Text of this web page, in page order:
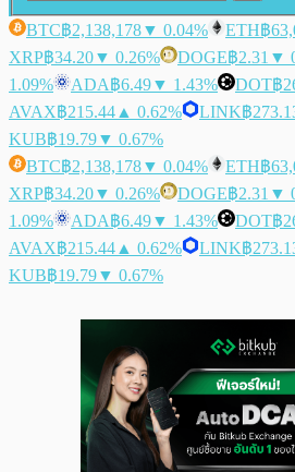
BTC฿2,138,178▼ 0.04% ETH฿
XRP฿34.20▼ 0.26% DOGE฿2.31 ▼
1.09%
ADA฿6.49▼ 1.43% DOT฿
AVAX฿215.44 ▲ 0.62% LINK฿
KUB฿19.79▼ 0.67%
BTC฿2,138,178▼ 0.04% ETH฿
XRP฿34.20▼ 0.26% DOGE฿2.31 ▼
1.09%
ADA฿6.49▼ 1.43% DOT฿
AVAX฿215.44 ▲ 0.62% LINK฿
KUB฿19.79▼ 0.67%